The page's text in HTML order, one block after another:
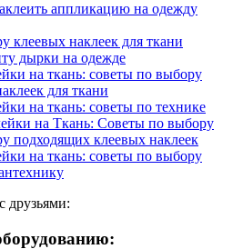
аппликацию на одежду
клеевых наклеек для ткани
дырки на одежде
на ткань: советы по выбору
для ткани
на ткань: советы по технике
на Ткань: Советы по выбору
подходящих клеевых наклеек
на ткань: советы по выбору
друзьями: